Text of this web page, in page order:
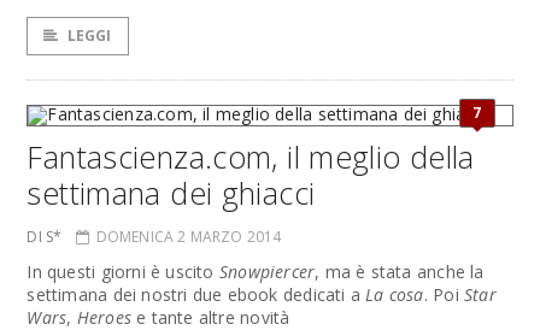
LEGGI
7
Fantascienza.com, il meglio della
settimana dei ghiacci
DI S* DOMENICA 2 MARZO 2014
In questi giorni è uscito Snowpiercer, ma è stata anche la
settimana dei nostri due ebook dedicati aLa cosa. Poi Star
Wars, Heroese tante altre novità